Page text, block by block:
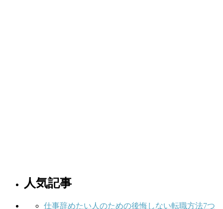
人気記事
仕事辞めたい人のための後悔しない転職方法7つ